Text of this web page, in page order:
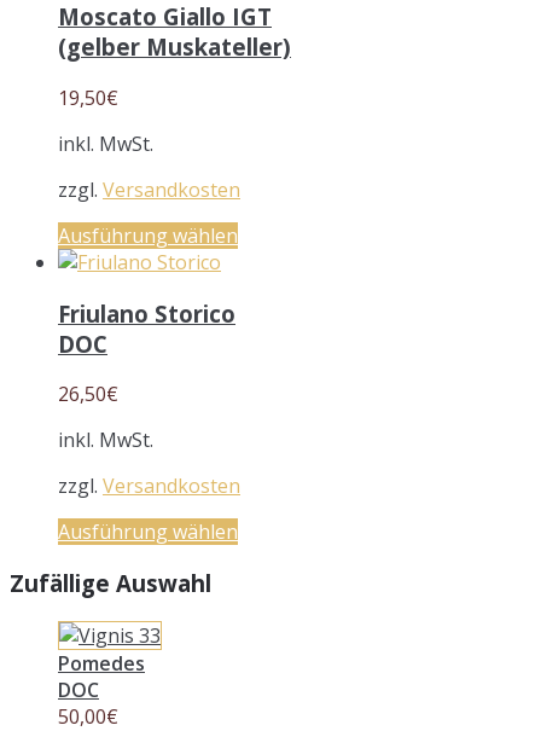
Moscato Giallo IGT
(gelber Muskateller)
19,50€
inkl. MwSt.
zzgl. Versandkosten
Ausführung wählen
Friulano Storico
DOC
26,50€
inkl. MwSt.
zzgl. Versandkosten
Ausführung wählen
Zufällige Auswahl
Pomedes
DOC
50,00€